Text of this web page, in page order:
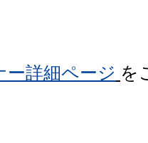
詳細ページ を